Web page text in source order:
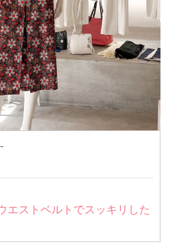
エストベルトでスッキリした